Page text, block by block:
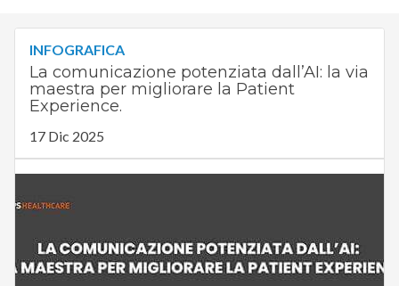
INFOGRAFICA
La comunicazione potenziata dall’AI: la via
maestra per migliorare la Patient
Experience.
17 Dic 2025